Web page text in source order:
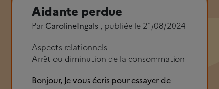
Aidante perdue
Par CarolineIngals , publiée le 21/08/2024
Aspects relationnels
Arrêt ou diminution de la consommation
Bonjour, Je vous écris pour essayer de